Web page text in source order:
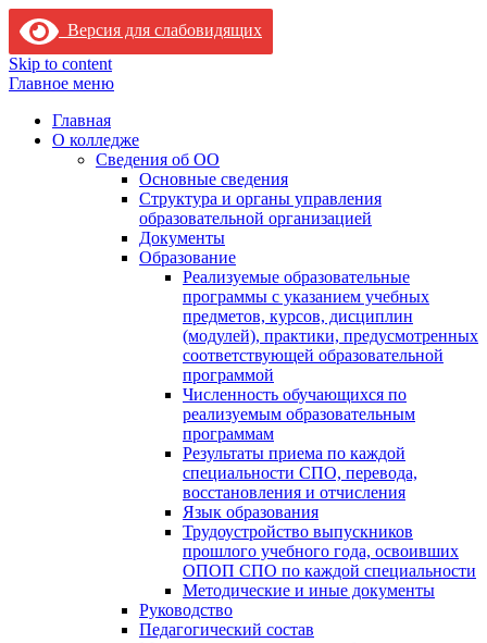
Версия для слабовидящих
Skip to content
Главное меню
Главная
О колледже
Сведения об ОО
Основные сведения
Структура и органы управления
образовательной организацией
Документы
Образование
Реализуемые образовательные
программы с указанием учебных
предметов, курсов, дисциплин
(модулей), практики, предусмотренных
соответствующей образовательной
программой
Численность обучающихся по
реализуемым образовательным
программам
Результаты приема по каждой
специальности СПО, перевода,
восстановления и отчисления
Язык образования
Трудоустройство выпускников
прошлого учебного года, освоивших
ОПОП СПО по каждой специальности
Методические и иные документы
Руководство
Педагогический состав